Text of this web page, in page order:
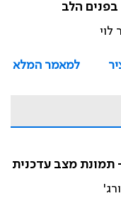
לוי
למאמר המלא
תמונת מצב עדכנית